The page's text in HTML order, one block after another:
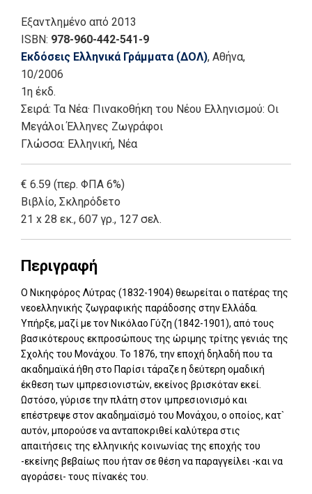
Εξαντλημένο από 2013
ISBN: 978-960-442-541-9
Εκδόσεις Ελληνικά Γράμματα (ΔΟΛ), Αθήνα,
10/2006
1η έκδ.
Σειρά: Τα Νέα· Πινακοθήκη του Νέου Ελληνισμού: Οι
Μεγάλοι Έλληνες Ζωγράφοι
Γλώσσα: Ελληνική, Νέα
€ 6.59 (περ. ΦΠΑ 6%)
Βιβλίο, Σκληρόδετο
21 x 28 εκ., 607 γρ., 127 σελ.
Περιγραφή
Ο Νικηφόρος Λύτρας (1832-1904) θεωρείται ο πατέρας της
νεοελληνικής ζωγραφικής παράδοσης στην Ελλάδα.
Υπήρξε, μαζί με τον Νικόλαο Γύζη (1842-1901), από τους
βασικότερους εκπροσώπους της ώριμης τρίτης γενιάς της
Σχολής του Μονάχου. Το 1876, την εποχή δηλαδή που τα
ακαδημαϊκά ήθη στο Παρίσι τάραζε η δεύτερη ομαδική
έκθεση των ιμπρεσιονιστών, εκείνος βρισκόταν εκεί.
Ωστόσο, γύρισε την πλάτη στον ιμπρεσιονισμό και
επέστρεψε στον ακαδημαϊσμό του Μονάχου, ο οποίος, κατ`
αυτόν, μπορούσε να ανταποκριθεί καλύτερα στις
απαιτήσεις της ελληνικής κοινωνίας της εποχής του
-εκείνης βεβαίως που ήταν σε θέση να παραγγείλει -και να
αγοράσει- τους πίνακές του.